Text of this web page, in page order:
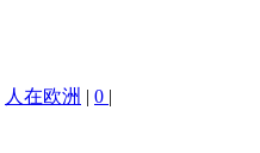
人在欧洲 | 0 |